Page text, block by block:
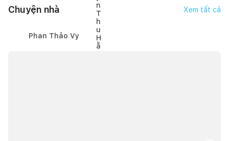
Chuyện nhà Xem tất cả
Phan Thảo Vy